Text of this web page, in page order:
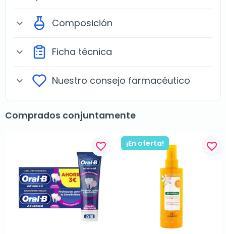
expand_more Composición
expand_more Ficha técnica
expand_more Nuestro consejo farmacéutico
Comprados conjuntamente
favorite_border ¡En oferta! favorite_border